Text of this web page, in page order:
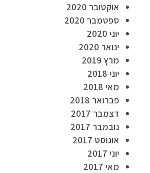
אוקטובר 2020
ספטמבר 2020
יוני 2020
ינואר 2020
מרץ 2019
יוני 2018
מאי 2018
פברואר 2018
דצמבר 2017
נובמבר 2017
אוגוסט 2017
יוני 2017
מאי 2017